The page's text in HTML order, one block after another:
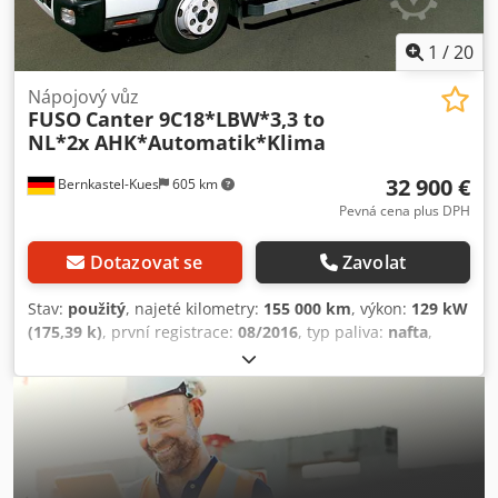
EURO 6 - Užitečné zatížení: 870 kg - Pneumatiky: 195/70R15
Velmi dobrý stav, německé vozidlo, vývozní cena.
1 /20
Bernkastel-Kues 605 km
Nápojový vůz
FUSO Canter 9C18*LBW*3,3 to
NL*2x AHK*Automatik*Klima
32 900 €
Pevná cena plus DPH
Dotazovat se Zavolat
Stav: použitý, najeté kilometry: 155 000 km, výkon: 129 kW
(175,39 k), první registrace: 08/2016, typ paliva: nafta,
, barva:
automatický, emisní třída:Euro 6, počet míst k sezení:3,
celková délka:6 155 mm
3 130 mm, objem ložného prostoru:22 m³, délka
4 250 mm, šířka ložného prostoru:
výška ložného prostoru:2 130 mm , Rok výroby: